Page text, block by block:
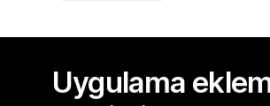
Uygulama